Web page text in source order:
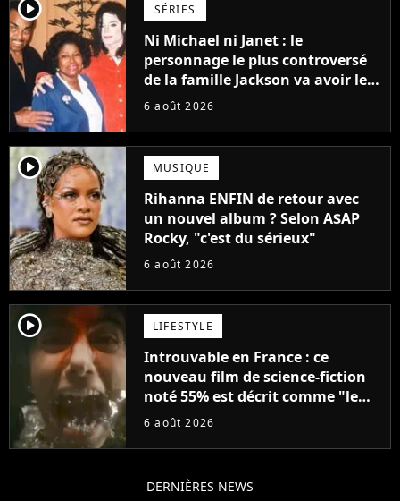
player2 SÉRIES
Ni Michael ni Janet : le
personnage le plus controversé
de la famille Jackson va avoir le
droit à sa propre série
6 août 2026
player2 MUSIQUE
Rihanna ENFIN de retour avec
un nouvel album ? Selon A$AP
Rocky, "c'est du sérieux"
6 août 2026
player2 LIFESTYLE
Introuvable en France : ce
nouveau film de science-fiction
noté 55% est décrit comme "le
plus stupide de l'année"
6 août 2026
DERNIÈRES NEWS